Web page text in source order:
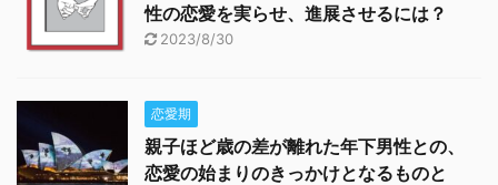
性の恋愛を実らせ、進展させるには？
2023/8/30
恋愛期
親子ほど歳の差が離れた年下男性との、
恋愛の始まりのきっかけとなるものと